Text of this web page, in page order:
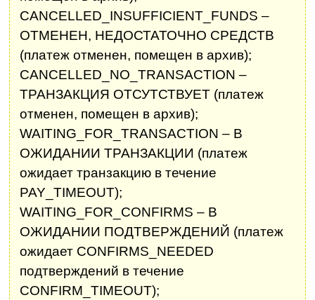
CANCELLED_INSUFFICIENT_FUNDS –
ОТМЕНЕН, НЕДОСТАТОЧНО СРЕДСТВ
(платеж отменен, помещен в архив);
CANCELLED_NO_TRANSACTION –
ТРАНЗАКЦИЯ ОТСУТСТВУЕТ (платеж
отменен, помещен в архив);
WAITING_FOR_TRANSACTION – В
ОЖИДАНИИ ТРАНЗАКЦИИ (платеж
ожидает транзакцию в течение
PAY_TIMEOUT);
WAITING_FOR_CONFIRMS – В
ОЖИДАНИИ ПОДТВЕРЖДЕНИЙ (платеж
ожидает CONFIRMS_NEEDED
подтверждений в течение
CONFIRM_TIMEOUT);